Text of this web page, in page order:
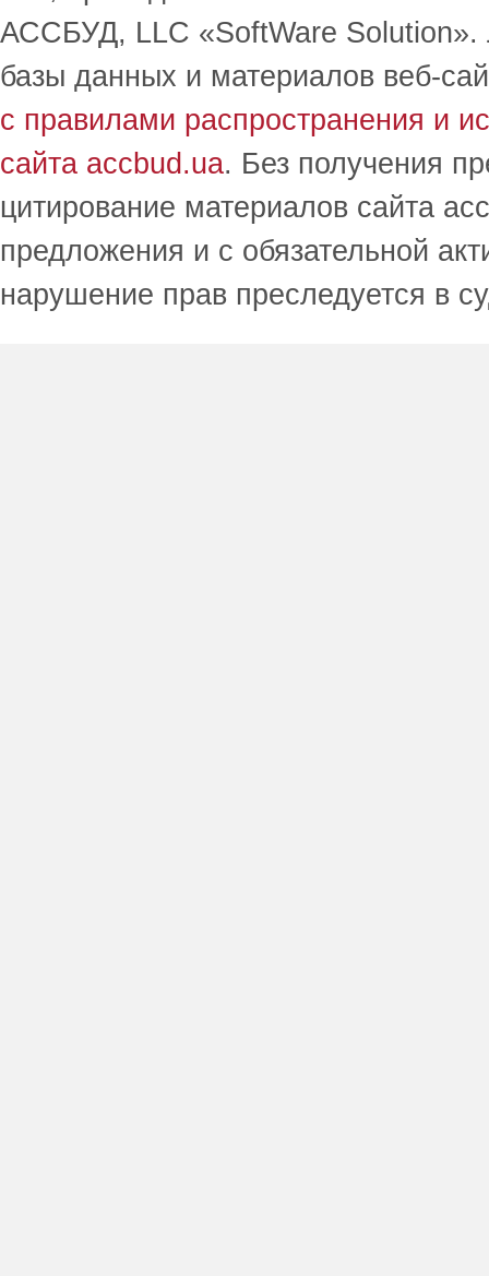
АССБУД, LLC «SoftWare Solution».
базы данных и материалов веб-
с правилами распространения и
сайта accbud.ua. Без получения
цитирование материалов сайта
предложения и с обязательной
нарушение прав преследуется в